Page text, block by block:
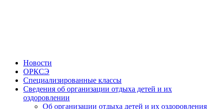
Новости
ОРКСЭ
Специализированные классы
Сведения об организации отдыха детей и их
оздоровлении
Об организации отдыха детей и их оздоровления